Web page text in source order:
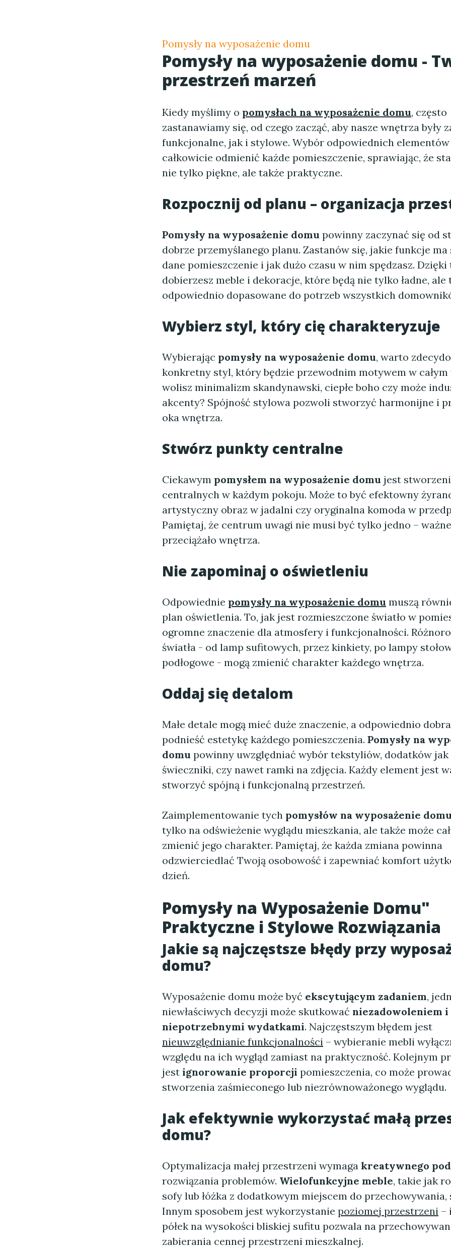
Pomysły na wyposażenie domu
Pomysły na wyposażenie domu -
przestrzeń marzeń
Kiedy myślimy o pomysłach na wyposażenie domu, często
zastanawiamy się, od czego zacząć, aby nasze wnętrza były
funkcjonalne, jak i stylowe. Wybór odpowiednich
całkowicie odmienić każde pomieszczenie, sprawiając, że
nie tylko piękne, ale także praktyczne.
Rozpocznij od planu – organizacja
Pomysły na wyposażenie domu powinny zaczynać się od
dobrze przemyślanego planu. Zastanów się, jakie funkcje ma
dane pomieszczenie i jak dużo czasu w nim spędzasz. Dzięki
dobierzesz meble i dekoracje, które będą nie tylko ładne, ale
odpowiednio dopasowane do potrzeb wszystkich
Wybierz styl, który cię charakteryzuje
Wybierając pomysły na wyposażenie domu, warto
konkretny styl, który będzie przewodnim motywem w całym
wolisz minimalizm skandynawski, ciepłe boho czy może
akcenty? Spójność stylowa pozwoli stworzyć harmonijne i
oka wnętrza.
Stwórz punkty centralne
Ciekawym pomysłem na wyposażenie domu jest
centralnych w każdym pokoju. Może to być efektowny
artystyczny obraz w jadalni czy oryginalna komoda w
Pamiętaj, że centrum uwagi nie musi być tylko jedno –
przeciążało wnętrza.
Nie zapominaj o oświetleniu
Odpowiednie pomysły na wyposażenie domu muszą
plan oświetlenia. To, jak jest rozmieszczone światło w
ogromne znaczenie dla atmosfery i funkcjonalności.
światła - od lamp sufitowych, przez kinkiety, po lampy
podłogowe - mogą zmienić charakter każdego wnętrza.
Oddaj się detalom
Małe detale mogą mieć duże znaczenie, a odpowiednio
podnieść estetykę każdego pomieszczenia. Pomysły na
domu powinny uwzględniać wybór tekstyliów, dodatków jak
świeczniki, czy nawet ramki na zdjęcia. Każdy element jest
stworzyć spójną i funkcjonalną przestrzeń.
Zaimplementowanie tych pomysłów na wyposażenie
tylko na odświeżenie wyglądu mieszkania, ale także może
zmienić jego charakter. Pamiętaj, że każda zmiana powinna
odzwierciedlać Twoją osobowość i zapewniać komfort
dzień.
Pomysły na Wyposażenie Domu"
Praktyczne i Stylowe Rozwiązania
Jakie są najczęstsze błędy przy
domu?
Wyposażenie domu może być ekscytującym zadaniem,
niewłaściwych decyzji może skutkować niezadowoleniem i
niepotrzebnymi wydatkami. Najczęstszym błędem jest
nieuwzględnianie funkcjonalności – wybieranie mebli
względu na ich wygląd zamiast na praktyczność. Kolejnym
jest ignorowanie proporcji pomieszczenia, co może
stworzenia zaśmieconego lub niezrównoważonego wyglądu.
Jak efektywnie wykorzystać małą
domu?
Optymalizacja małej przestrzeni wymaga kreatywnego
rozwiązania problemów. Wielofunkcyjne meble, takie jak
sofy lub łóżka z dodatkowym miejscem do przechowywania,
Innym sposobem jest wykorzystanie poziomej przestrzeni –
półek na wysokości bliskiej sufitu pozwala na
zabierania cennej przestrzeni mieszkalnej.